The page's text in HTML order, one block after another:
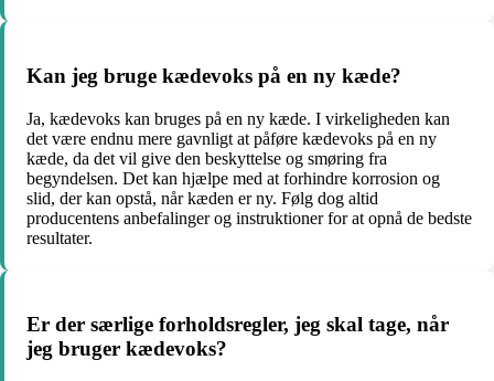
Kan jeg bruge kædevoks på en ny kæde?
Ja, kædevoks kan bruges på en ny kæde. I virkeligheden kan
det være endnu mere gavnligt at påføre kædevoks på en ny
kæde, da det vil give den beskyttelse og smøring fra
begyndelsen. Det kan hjælpe med at forhindre korrosion og
slid, der kan opstå, når kæden er ny. Følg dog altid
producentens anbefalinger og instruktioner for at opnå de bedste
resultater.
Er der særlige forholdsregler, jeg skal tage, når
jeg bruger kædevoks?